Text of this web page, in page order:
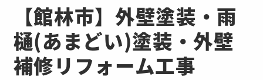
【館林市】外壁塗装・雨
樋(あまどい)塗装・外壁
補修リフォーム工事